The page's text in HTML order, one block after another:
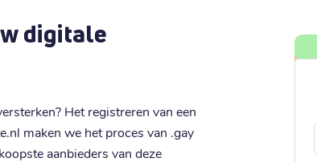
digitale
Het registreren van een
maken we het proces van .gay
aanbieders van deze